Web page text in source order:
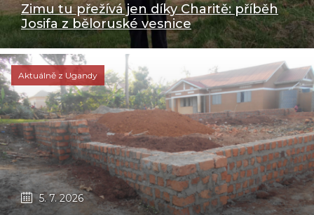
Zimu tu přežívá jen díky Charitě: příběh
Josifa z běloruské vesnice
Aktuálně z Ugandy
5. 7. 2026